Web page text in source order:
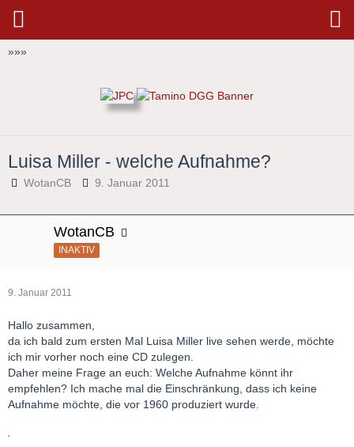
»»»
Luisa Miller - welche Aufnahme?
WotanCB 9. Januar 2011
WotanCB
INAKTIV
9. Januar 2011
Hallo zusammen,
da ich bald zum ersten Mal Luisa Miller live sehen werde, möchte
ich mir vorher noch eine CD zulegen.
Daher meine Frage an euch: Welche Aufnahme könnt ihr
empfehlen? Ich mache mal die Einschränkung, dass ich keine
Aufnahme möchte, die vor 1960 produziert wurde.